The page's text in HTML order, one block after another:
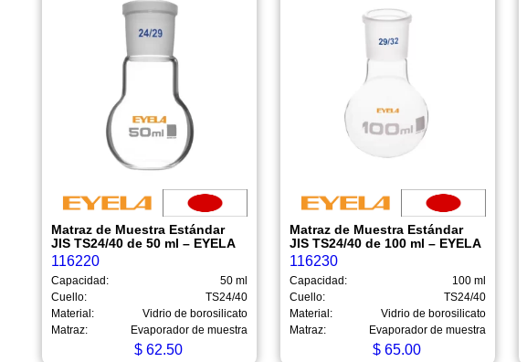
Matraz de Muestra Estándar
JIS TS24/40 de 50 ml – EYELA
116220
Capacidad:
50 ml
Cuello:
TS24/40
Material:
Vidrio de borosilicato
Matraz:
Evaporador de muestra
$62.50
Matraz de Muestra Estándar
JIS TS24/40 de 100 ml – EYELA
116230
Capacidad:
100 ml
Cuello:
TS24/40
Material:
Vidrio de borosilicato
Matraz:
Evaporador de muestra
$65.00